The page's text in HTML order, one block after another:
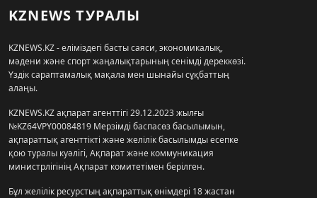
KZNEWS ТУРАЛЫ
KZNEWS.KZ - еліміздегі басты саяси, экономикалық,
мәдени және спорт жаңалықтарының сенімді дереккөзі.
Үздік сараптамалық мақала мен шынайы сұқбаттың
алаңы.
KZNEWS.KZ ақпарат агенттігі 29.12.2023 жылғы
№KZ64VPY00084819 Мерзімді баспасөз басылымын,
ақпараттық агенттікті және желілік басылымды есепке
қою туралы куәлігі, Ақпарат және коммуникация
министрлігінің Ақпарат комитетімен берілген.
Бұл желілік ресурстың ақпараттық өнімдері 18 жастан